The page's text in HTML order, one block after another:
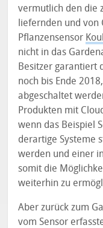
vermutlich den die
liefernden und von
Pflanzensensor
nicht in das
Besitzer garantiert
noch bis Ende
abgeschaltet
Produkten mit
wenn das Beispiel
derartige Systeme
werden und einer
somit die
weiterhin zu
Aber zurück zum
vom Sensor